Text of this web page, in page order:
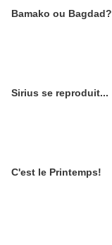
Bamako ou Bagdad?
Sirius se reproduit...
C'est le Printemps!